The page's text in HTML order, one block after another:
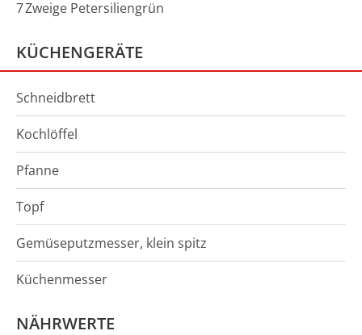
7Zweige Petersiliengrün
KÜCHENGERÄTE
Schneidbrett
Kochlöffel
Pfanne
Topf
Gemüseputzmesser, klein spitz
Küchenmesser
NÄHRWERTE